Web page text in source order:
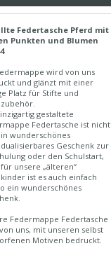
Federtasche Pferd mit
Punkten und Blumen
wird von uns
und glänzt mit einer
Platz für Stifte und
gestaltete
Federtasche ist nicht
wunderschönes
Geschenk zur
oder den Schulstart,
unsere „älteren“
ist es auch einfach
ein wunderschönes
Federmappe Federtasche
uns, mit unseren selbst
Motiven bedruckt.